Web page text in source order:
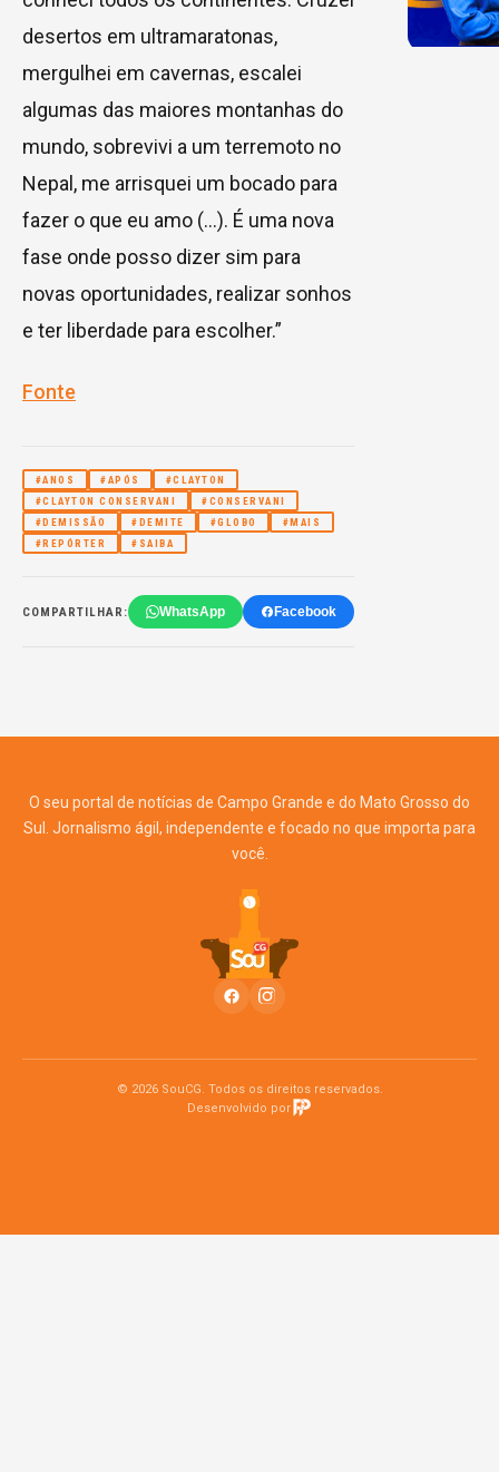
desertos em ultramaratonas,
mergulhei em cavernas, escalei
algumas das maiores montanhas do
mundo, sobrevivi a um terremoto no
Nepal, me arrisquei um bocado para
fazer o que eu amo (…). É uma nova
fase onde posso dizer sim para
novas oportunidades, realizar sonhos
e ter liberdade para escolher.”
Fonte
#ANOS #APÓS
#CLAYTON
#CLAYTON CONSERVANI
#CONSERVANI
#DEMISSÃO
#DEMITE #GLOBO
#MAIS
#REPÓRTER
#SAIBA
COMPARTILHAR: WhatsApp Facebook
O seu portal de notícias de Campo Grande e do Mato Grosso do
Sul. Jornalismo ágil, independente e focado no que importa para
você.
© 2026 SouCG. Todos os direitos reservados.
Desenvolvido por